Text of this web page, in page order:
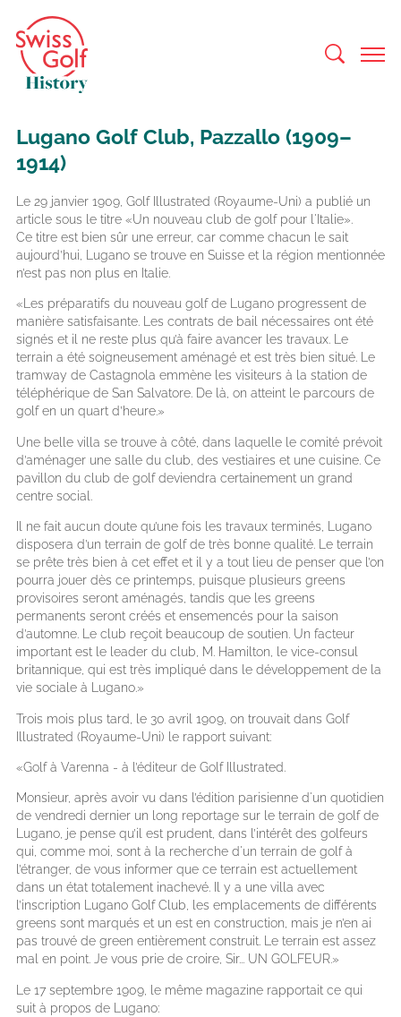
Lugano Golf Club, Pazzallo (1909–
1914)
Le 29 janvier 1909, Golf Illustrated (Royaume-Uni) a publié un
article sous le titre «Un nouveau club de golf pour l'Italie».
Ce titre est bien sûr une erreur, car comme chacun le sait
aujourd’hui, Lugano se trouve en Suisse et la région mentionnée
n’est pas non plus en Italie.
«Les préparatifs du nouveau golf de Lugano progressent de
manière satisfaisante. Les contrats de bail nécessaires ont été
signés et il ne reste plus qu’à faire avancer les travaux. Le
terrain a été soigneusement aménagé et est très bien situé. Le
tramway de Castagnola emmène les visiteurs à la station de
téléphérique de San Salvatore. De là, on atteint le parcours de
golf en un quart d’heure.»
Une belle villa se trouve à côté, dans laquelle le comité prévoit
d’aménager une salle du club, des vestiaires et une cuisine. Ce
pavillon du club de golf deviendra certainement un grand
centre social.
Il ne fait aucun doute qu’une fois les travaux terminés, Lugano
disposera d’un terrain de golf de très bonne qualité. Le terrain
se prête très bien à cet effet et il y a tout lieu de penser que l’on
pourra jouer dès ce printemps, puisque plusieurs greens
provisoires seront aménagés, tandis que les greens
permanents seront créés et ensemencés pour la saison
d’automne. Le club reçoit beaucoup de soutien. Un facteur
important est le leader du club, M. Hamilton, le vice-consul
britannique, qui est très impliqué dans le développement de la
vie sociale à Lugano.»
Trois mois plus tard, le 30 avril 1909, on trouvait dans Golf
Illustrated (Royaume-Uni) le rapport suivant:
«Golf à Varenna - à l’éditeur de Golf Illustrated.
Monsieur, après avoir vu dans l’édition parisienne d'un quotidien
de vendredi dernier un long reportage sur le terrain de golf de
Lugano, je pense qu’il est prudent, dans l’intérêt des golfeurs
qui, comme moi, sont à la recherche d'un terrain de golf à
l’étranger, de vous informer que ce terrain est actuellement
dans un état totalement inachevé. Il y a une villa avec
l’inscription Lugano Golf Club, les emplacements de différents
greens sont marqués et un est en construction, mais je n’en ai
pas trouvé de green entièrement construit. Le terrain est assez
mal en point. Je vous prie de croire, Sir... UN GOLFEUR.»
Le 17 septembre 1909, le même magazine rapportait ce qui
suit à propos de Lugano: